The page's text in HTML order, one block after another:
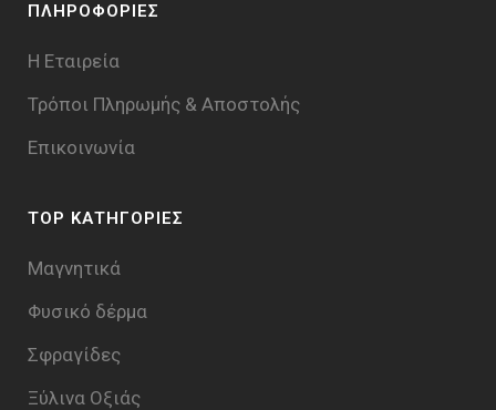
ΠΛΗΡΟΦΟΡΙΕΣ
Η Εταιρεία
Τρόποι Πληρωμής & Aποστολής
Επικοινωνία
TOP ΚΑΤΗΓΟΡΙΕΣ
Μαγνητικά
Φυσικό δέρμα
Σφραγίδες
Ξύλινα Οξιάς